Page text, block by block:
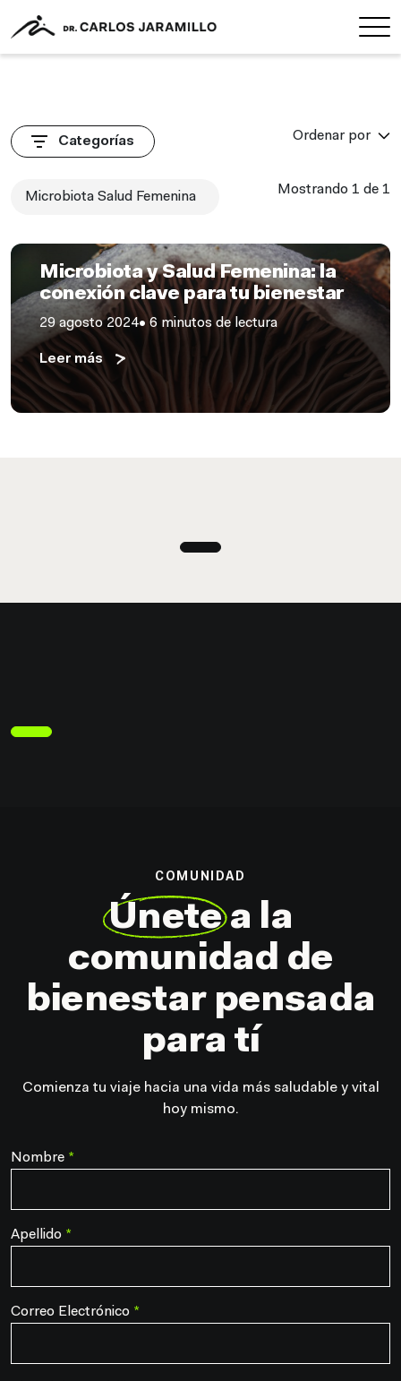
Categorías Ordenar por
Microbiota Salud Femenina Mostrando 1 de 1
Microbiota y Salud Femenina: la
conexión clave para tu bienestar
29 agosto 2024• 6 minutos de lectura
Leer más
COMUNIDAD
Únetea la
comunidad de
bienestar pensada
para tí
Comienza tu viaje hacia una vida más saludable y vital
hoy mismo.
Nombre *
Apellido *
Correo Electrónico *